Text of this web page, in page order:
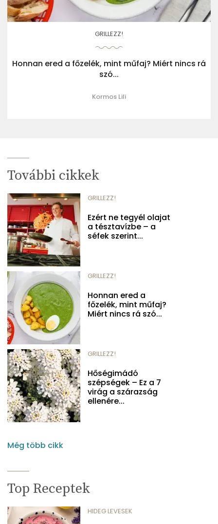
GRILLEZZ!
Honnan ered a főzelék, mint műfaj? Miért nincs rá
szó...
Kormos Lili
További cikkek
GRILLEZZ!
Ezért ne tegyél olajat
a tésztavízbe – a
séfek szerint...
GRILLEZZ!
Honnan ered a
főzelék, mint műfaj?
Miért nincs rá szó...
GRILLEZZ!
Hőségimádó
szépségek – Ez a 7
virág a szárazság
ellenére...
Még több cikk
Top Receptek
HIDEG LEVESEK